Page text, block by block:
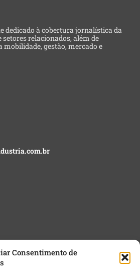
Consentimento de
dedicado à cobertura jornalística da
relacionados, além de
mobilidade, gestão, mercado e